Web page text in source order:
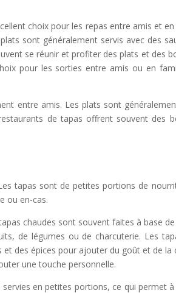
choix pour les repas entre amis et
sont généralement servis avec des
se réunir et profiter des plats et des
pour les sorties entre amis ou en
entre amis. Les plats sont
de tapas offrent souvent des
tapas sont de petites portions de
ou en-cas.
chaudes sont souvent faites à base
de légumes ou de charcuterie. Les
des épices pour ajouter du goût et de la
une touche personnelle.
en petites portions, ce qui permet à